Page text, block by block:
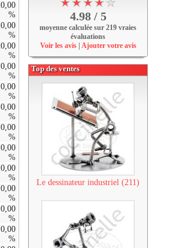
%
%
%
0,00
%
0,00
%
0,00
%
0,00
%
0,00
%
0,00
%
0,00
%
0,00
%
0,00
%
4.98/ 5
moyenne calculée sur 219 vraies
évaluations
Voir les avis| Ajouter votre avis
Top des ventes
Le dessinateur industriel (211)